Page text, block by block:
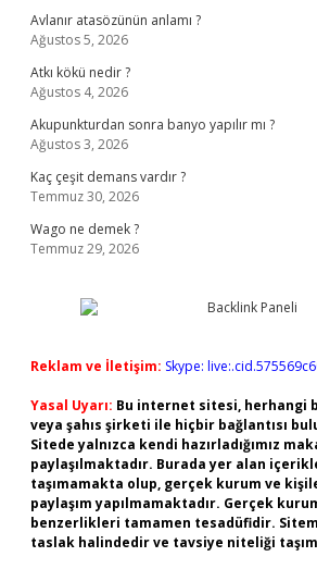
Avlanır atasözünün anlamı ?
Ağustos 5, 2026
Atkı kökü nedir ?
Ağustos 4, 2026
Akupunkturdan sonra banyo yapılır mı ?
Ağustos 3, 2026
Kaç çeşit demans vardır ?
Temmuz 30, 2026
Wago ne demek ?
Temmuz 29, 2026
Reklam ve İletişim: Skype:
Yasal Uyarı: Bu internet sitesi, herhangi
veya şahıs şirketi ile hiçbir bağlantısı
Sitede yalnızca kendi hazırladığımız
paylaşılmaktadır. Burada yer alan
taşımamakta olup, gerçek kurum ve
paylaşım yapılmamaktadır. Gerçek
benzerlikleri tamamen tesadüfidir.
taslak halindedir ve tavsiye niteliği